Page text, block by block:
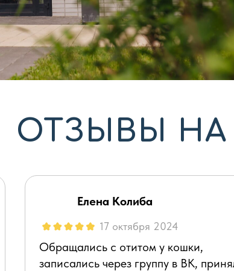
ОТЗЫВЫ НА
17 октября 2024
Обращались с отитом у кошки,
записались через группу в ВК,
Елена Колиба